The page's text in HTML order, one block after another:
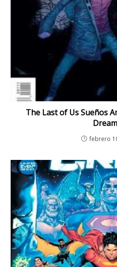
The Last of Us Sueños
febrero